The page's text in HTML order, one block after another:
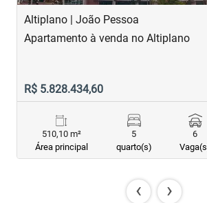
Altiplano | João Pessoa
Apartamento à venda no Altiplano
R$ 5.828.434,60
510,10 m²
Área principal
5
quarto(s)
6
‹ ›